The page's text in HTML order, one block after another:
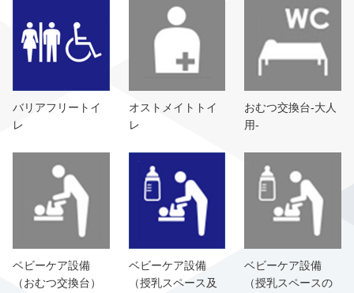
バリアフリートイ
レ
オストメイトトイ
レ
おむつ交換台-大人
用-
ベビーケア設備
（おむつ交換台）
ベビーケア設備
（授乳スペース及
ベビーケア設備
（授乳スペースの